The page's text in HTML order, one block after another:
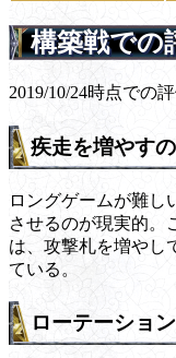
構築戦での
2019/10/24時点での
疾走を増やす
ロングゲームが難し
させるのが現実的。
は、攻撃札を増やし
ている。
ローテーショ